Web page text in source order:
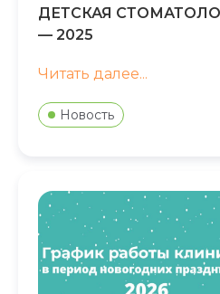
ДЕТСКАЯ
— 2025
Читать далее...
Новость